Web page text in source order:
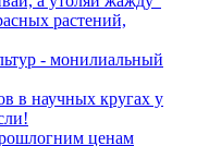
растений,
- монилиальный
в научных кругах у
ценам